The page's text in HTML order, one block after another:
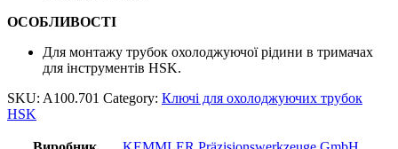
ОСОБЛИВОСТІ
Для монтажу трубок охолоджуючої рідини в тримачах
для інструментів HSK.
SKU: A100.701 Category: Ключі для охолоджуючих трубок
HSK